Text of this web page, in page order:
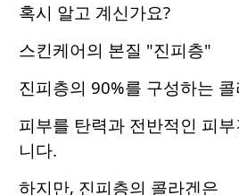
혹시 알고 계신가요?
스킨케어의 본질 "진피층"
진피층의 90%를 구성하는
피부를 탄력과 전반적인 피
니다.
하지만, 진피층의 콜라겐은